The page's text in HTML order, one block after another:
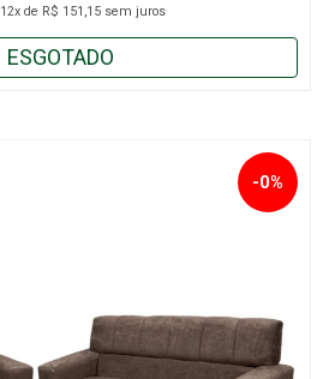
12x de R$ 151,15 sem juros
ESGOTADO
-0%